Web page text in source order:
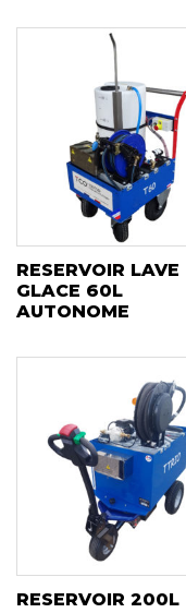
RESERVOIR LAVE
GLACE 60L
AUTONOME
RESERVOIR 200L